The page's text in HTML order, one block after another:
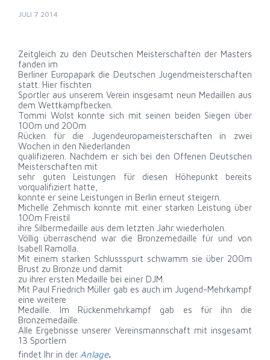
JULI 7 2014
Zeitgleich zu den Deutschen Meisterschaften der Masters
fanden im
Berliner Europapark die Deutschen Jugendmeisterschaften
statt. Hier fischten
Sportler aus unserem Verein insgesamt neun Medaillen aus
dem Wettkampfbecken.
Tommi Wolst konnte sich mit seinen beiden Siegen über
100m und 200m
Rücken für die Jugendeuropameisterschaften in zwei
Wochen in den Niederlanden
qualifizieren. Nachdem er sich bei den Offenen Deutschen
Meisterschaften mit
sehr guten Leistungen für diesen Höhepunkt bereits
vorqualifiziert hatte,
konnte er seine Leistungen in Berlin erneut steigern.
Michelle Zehmisch konnte mit einer starken Leistung über
100m Freistil
ihre Silbermedaille aus dem letzten Jahr wiederholen.
Völlig überraschend war die Bronzemedaille für und von
Isabell Ramolla.
Mit einem starken Schlussspurt schwamm sie über 200m
Brust zu Bronze und damit
zu ihrer ersten Medaille bei einer DJM.
Mit Paul Friedrich Müller gab es auch im Jugend-Mehrkampf
eine weitere
Medaille. Im Rückenmehrkampf gab es für ihn die
Bronzemedaille.
Alle Ergebnisse unserer Vereinsmannschaft mit insgesamt
13 Sportlern
findet Ihr in der Anlage.